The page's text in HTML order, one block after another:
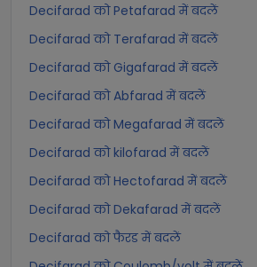
Decifarad को Petafarad में बदलें
Decifarad को Terafarad में बदलें
Decifarad को Gigafarad में बदलें
Decifarad को Abfarad में बदलें
Decifarad को Megafarad में बदलें
Decifarad को kilofarad में बदलें
Decifarad को Hectofarad में बदलें
Decifarad को Dekafarad में बदलें
Decifarad को फैरड में बदलें